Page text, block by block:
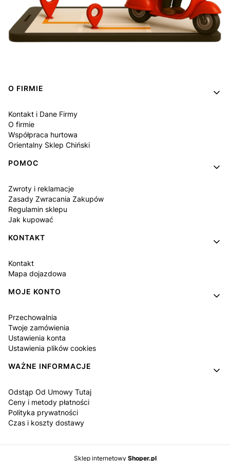
Linki w stopce
O FIRMIE
Kontakt i Dane Firmy
O firmie
Współpraca hurtowa
Orientalny Sklep Chiński
POMOC
Zwroty i reklamacje
Zasady Zwracania Zakupów
Regulamin sklepu
Jak kupować
KONTAKT
Kontakt
Mapa dojazdowa
MOJE KONTO
Przechowalnia
Twoje zamówienia
Ustawienia konta
Ustawienia plików cookies
WAŻNE INFORMACJE
Odstąp Od Umowy Tutaj
Ceny i metody płatności
Polityka prywatności
Czas i koszty dostawy
Sklep internetowy Shoper.pl